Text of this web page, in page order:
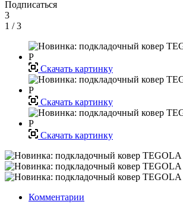
Подписаться
3
1 / 3
Скачать картинку
Скачать картинку
Скачать картинку
Комментарии